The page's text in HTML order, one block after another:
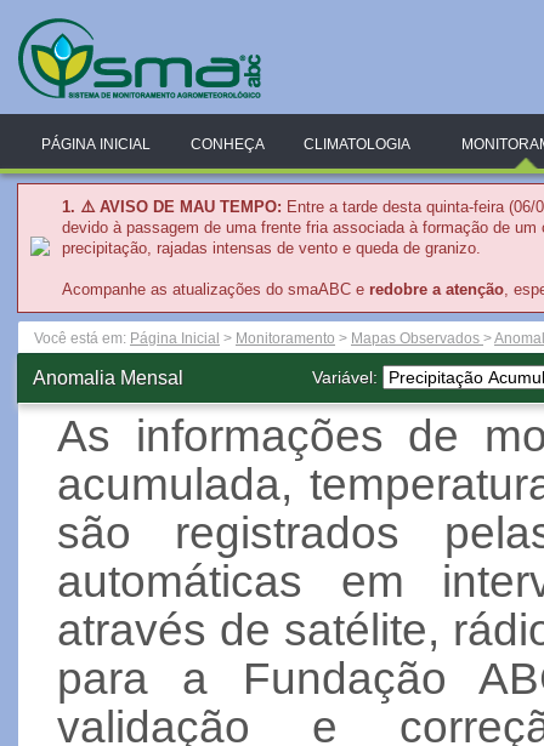
PÁGINA INICIAL CONHEÇA CLIMATOLOGIA
1. ⚠️ AVISO DE MAU TEMPO: Entre a tarde desta quinta-feira
devido à passagem de uma frente fria associada à formação de
precipitação, rajadas intensas de vento e queda de granizo.
Acompanhe as atualizações do smaABC e redobre a atenção,
Você está em: Página Inicial > Monitoramento > Mapas Observados >
Anomalia Mensal Variável:
As informações de
acumulada,
são registrados
automáticas em
através de satélite,
para a Fundação
validação e